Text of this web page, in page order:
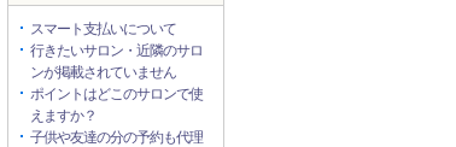
スマート支払いについて
行きたいサロン・近隣のサロ
ンが掲載されていません
ポイントはどこのサロンで使
えますか？
子供や友達の分の予約も代理